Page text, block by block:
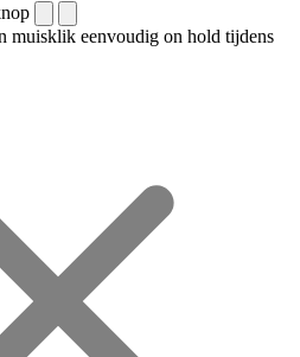
muisklik eenvoudig on hold tijdens